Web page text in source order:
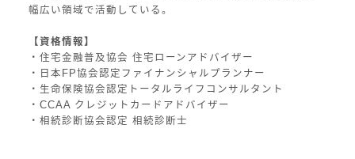
幅広い領域で活動している。
【資格情報】
・住宅金融普及協会 住宅ローンアドバイザー
・日本FP協会認定ファイナンシャルプランナー
・生命保険協会認定トータルライフコンサルタント
・CCAA クレジットカードアドバイザー
・相続診断協会認定 相続診断士